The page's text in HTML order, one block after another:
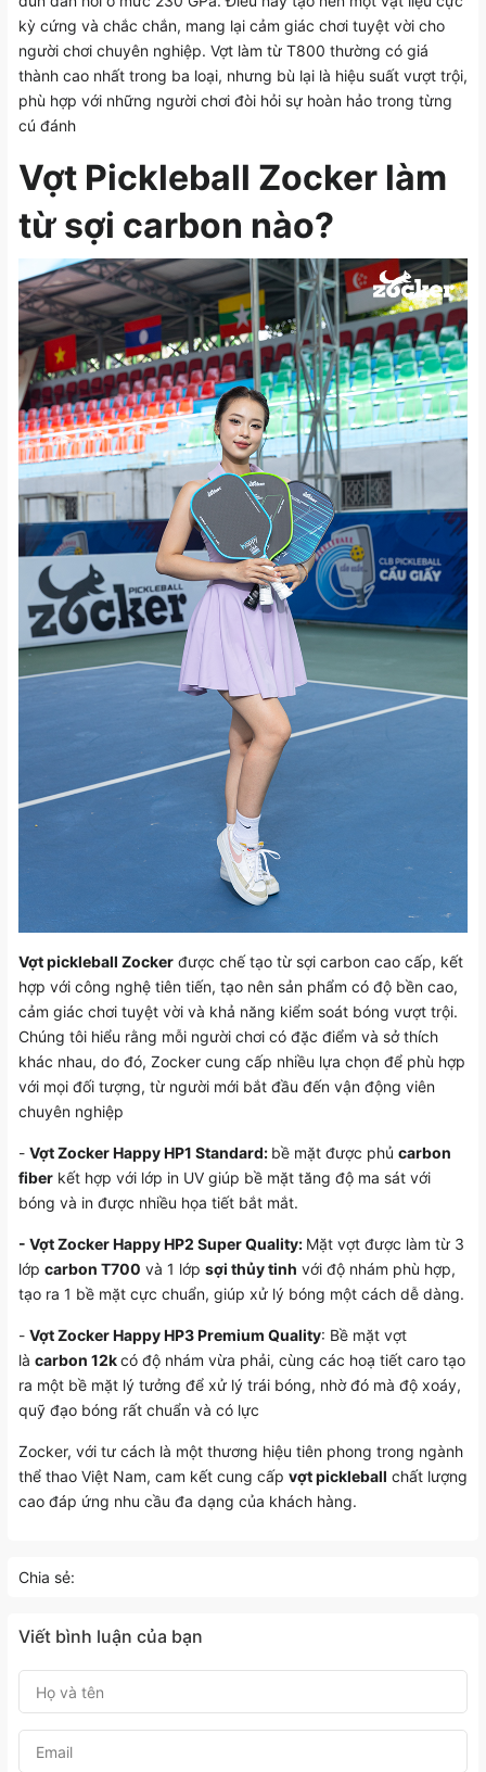
kỳ cứng và chắc chắn, mang lại cảm giác chơi tuyệt vời cho
người chơi chuyên nghiệp. Vợt làm từ T800 thường có giá
thành cao nhất trong ba loại, nhưng bù lại là hiệu suất vượt trội,
phù hợp với những người chơi đòi hỏi sự hoàn hảo trong từng
cú đánh
Vợt Pickleball Zocker làm
từ sợi carbon nào?
Vợt pickleball Zocker được chế tạo từ sợi carbon cao cấp, kết
hợp với công nghệ tiên tiến, tạo nên sản phẩm có độ bền cao,
cảm giác chơi tuyệt vời và khả năng kiểm soát bóng vượt trội.
Chúng tôi hiểu rằng mỗi người chơi có đặc điểm và sở thích
khác nhau, do đó, Zocker cung cấp nhiều lựa chọn để phù hợp
với mọi đối tượng, từ người mới bắt đầu đến vận động viên
chuyên nghiệp
- Vợt Zocker Happy HP1 Standard: bề mặt được phủ carbon
fiber kết hợp với lớp in UV giúp bề mặt tăng độ ma sát với
bóng và in được nhiều họa tiết bắt mắt.
- Vợt Zocker Happy HP2 Super Quality: Mặt vợt được làm từ 3
lớp carbon T700 và 1 lớp sợi thủy tinh với độ nhám phù hợp,
tạo ra 1 bề mặt cực chuẩn, giúp xử lý bóng một cách dễ dàng.
- Vợt Zocker Happy HP3 Premium Quality: Bề mặt vợt
là carbon 12kcó độ nhám vừa phải, cùng các hoạ tiết caro tạo
ra một bề mặt lý tưởng để xử lý trái bóng, nhờ đó mà độ xoáy,
quỹ đạo bóng rất chuẩn và có lực
Zocker, với tư cách là một thương hiệu tiên phong trong ngành
thể thao Việt Nam, cam kết cung cấp vợt pickleball chất lượng
cao đáp ứng nhu cầu đa dạng của khách hàng.
Chia sẻ:
Viết bình luận của bạn